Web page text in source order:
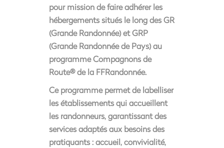
pour mission de faire adhérer les
hébergements situés le long des GR
(Grande Randonnée) et GRP
(Grande Randonnée de Pays) au
programme Compagnons de
Route® de la FFRandonnée.
Ce programme permet de labelliser
les établissements qui accueillent
les randonneurs, garantissant des
services adaptés aux besoins des
pratiquants : accueil, convivialité,